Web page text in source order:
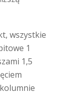
wszystkie
1
1,5